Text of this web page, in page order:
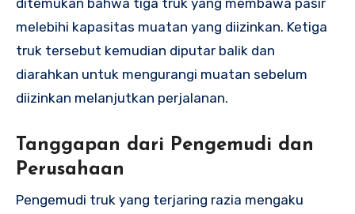
ditemukan bahwa tiga truk yang membawa pasir
melebihi kapasitas muatan yang diizinkan. Ketiga
truk tersebut kemudian diputar balik dan
diarahkan untuk mengurangi muatan sebelum
diizinkan melanjutkan perjalanan.
Tanggapan dari Pengemudi dan
Perusahaan
Pengemudi truk yang terjaring razia mengaku